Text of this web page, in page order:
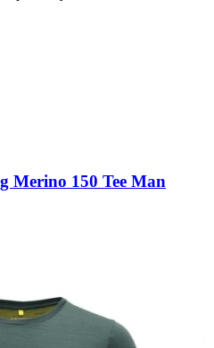
Merino 150 Tee Man